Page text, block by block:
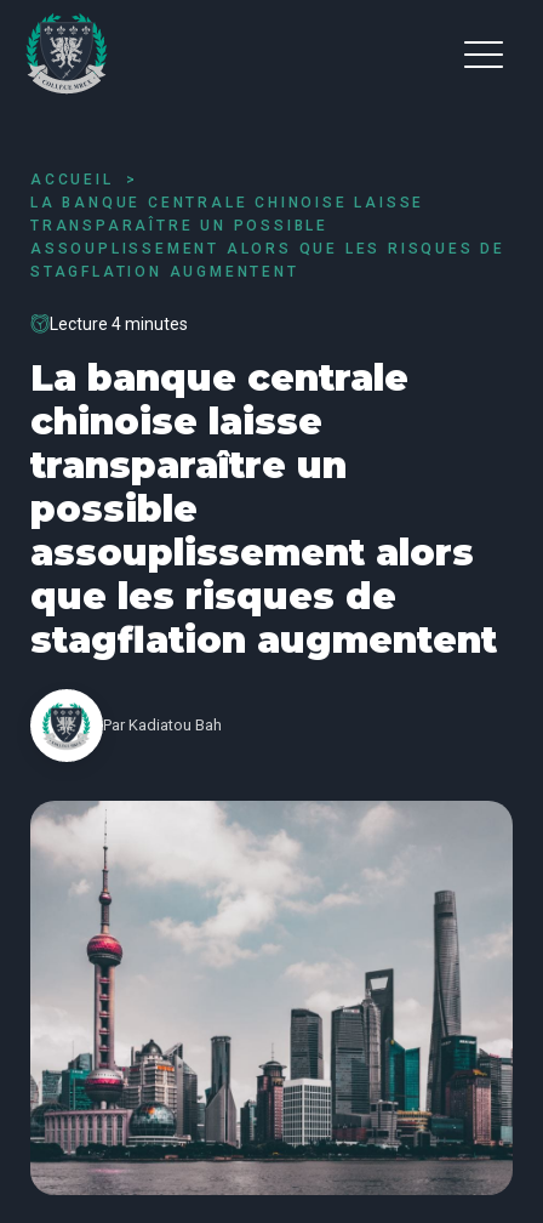
ACCUEIL
LA BANQUE CENTRALE CHINOISE LAISSE
TRANSPARAÎTRE UN POSSIBLE
ASSOUPLISSEMENT ALORS QUE LES RISQUES DE
STAGFLATION AUGMENTENT
Lecture 4 minutes
La banque centrale
chinoise laisse
transparaître un
possible
assouplissement alors
que les risques de
stagflation augmentent
Par Kadiatou Bah